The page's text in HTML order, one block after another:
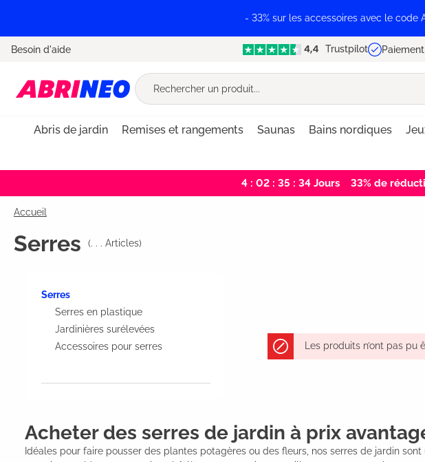
- 33% sur les accessoires avec le code
Besoin d'aide Trustpilot
Abris de jardin Remises et rangements Saunas Bains nordiques
4 : 02 : 35 : 33 Jours 33% de
Accueil
Serres (. . . Articles)
Serres
Serres en plastique
Jardinières surélevées
Accessoires pour serres
Les produits n’ont pas
Acheter des serres de jardin à prix
Idéales pour faire pousser des plantes potagères ou des fleurs, nos serres de jardin